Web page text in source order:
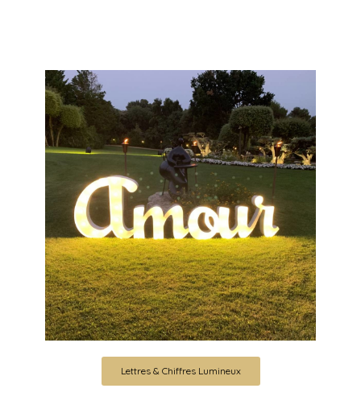
Lettres & Chiffres Lumineux